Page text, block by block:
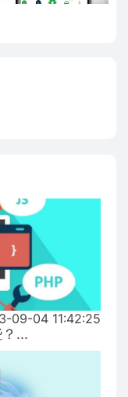
09-04 11:42:25
...